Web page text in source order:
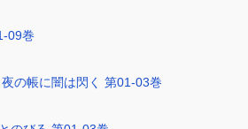
09巻
の帳に闇は閃く 第01-03巻